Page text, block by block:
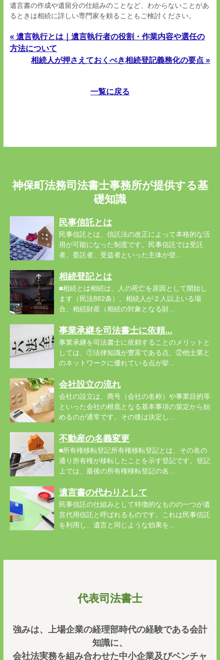
遺言書の作成や遺留分の仕組みのことなど、わからないことがあ
るときは相続に詳しい専門家を頼ることもご検討ください。
« 遺言執行とは｜遺言執行者の役割・作業内容や選任の
方法について
相続人が押さえておくべき相続登記義務化の要点 »
一覧に戻る
神保町法務司法書士事務所が提供する基
礎知識
民事信託とは
民事信託とは、信託法の改正によって本格的な活
用が可能になった制度です。民事信託では受託
者、委託者、受益者といった主体が登...
相続登記とは
■相続とは相続は、人の死亡を原因として開始し
ます（民法882条）。相続人が２人以上いる場
合、相続財産（相続の対象となる財...
事業承継を司法書士に依頼...
事業承継を司法書士に依頼することのメリットと
しては、①法律知識が豊富である点、②他士業と
のネットワークに優れている点が挙...
会社設立の流れ
会社の設立は、商号（会社の名称）や事業目的等
といった会社の根底となる基本事項の策定から始
めるのが通常です。その後は決定し...
不動産の名義変更
■所有権移転登記所有権移転登記とは、その名の
通り所有権が移転したことを示す登記です。登記
上では、最後の所有権移転登記の名...
遺言書の代わりとして
民事信託の仕組みとして特徴的なものの一つが遺
言代用信託と呼ばれるものです。これは民事信託
を利用し、遺言と同じような効果を...
代表司法書士
強みは、上場企業の経理部時代の経験である会計
知識に、
会社法実務を組み合わせた中小企業及びベンチャ